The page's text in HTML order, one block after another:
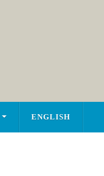
ENGLISH